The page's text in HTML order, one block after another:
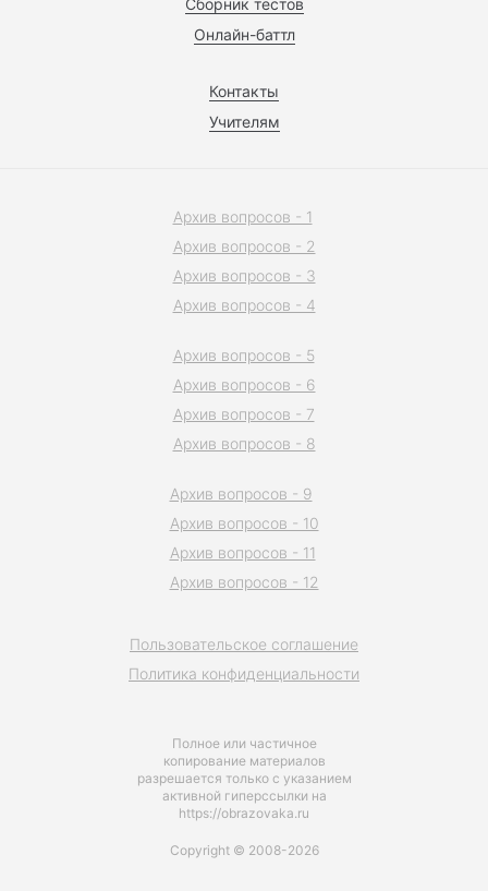
Сборник тестов
Онлайн-баттл
Контакты
Учителям
Полное или частичное
копирование материалов
разрешается только с указанием
активной гиперссылки на
https://obrazovaka.ru
Пользовательское соглашение
Политика конфиденциальности
Архив вопросов - 1
Архив вопросов - 2
Архив вопросов - 3
Архив вопросов - 4
Архив вопросов - 5
Архив вопросов - 6
Архив вопросов - 7
Архив вопросов - 8
Архив вопросов - 9
Архив вопросов - 10
Архив вопросов - 11
Архив вопросов - 12
Copyright © 2008-2026